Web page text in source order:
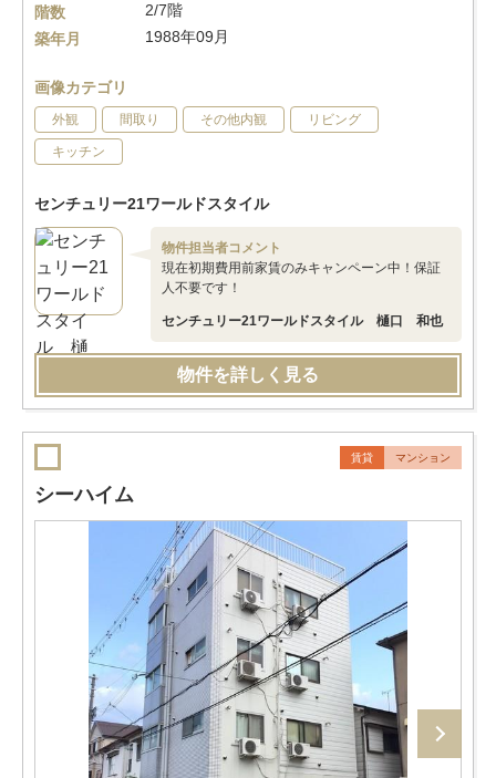
階数
2/7階
築年月
1988年09月
画像カテゴリ
外観 間取り その他内観 リビング
キッチン
センチュリー21ワールドスタイル
物件担当者コメント
現在初期費用前家賃のみキャンペーン中！保証
人不要です！
センチュリー21ワールドスタイル 樋口 和也
物件を詳しく見る
賃貸 マンション
シーハイム